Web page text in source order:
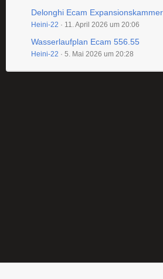
Delonghi Ecam
Heini-22 11. April 2026 um 20:06
Wasserlaufplan Ecam 556.55
Heini-22 5. Mai 2026 um 20:28